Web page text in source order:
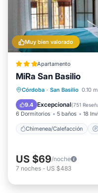
Muy bien valorado
Apartamento
MiRa San Basilio
Córdoba · San Basilio 0.10
9.4 Excepcional(751
6 Dormitorios 5 baños 18
Chimenea/Calefacción
Chimenea/
Aire
US $69/noche
7 noches - US $483